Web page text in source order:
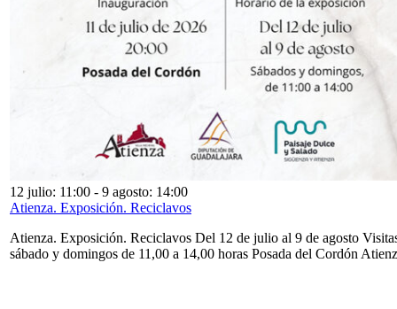
12 julio: 11:00 - 9 agosto: 14:00
Atienza. Exposición. Reciclavos
Atienza. Exposición. Reciclavos Del 12 de julio al 9 de agosto
sábado y domingos de 11,00 a 14,00 horas Posada del Cordón